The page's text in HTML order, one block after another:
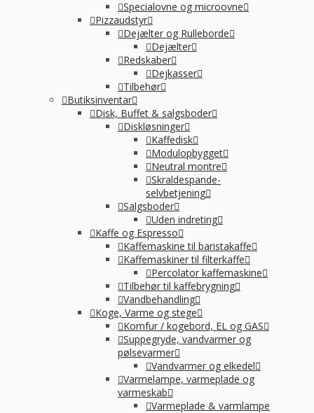
Specialovne og microovne
Pizzaudstyr
Dejælter og Rulleborde
Dejælter
Redskaber
Dejkasser
Tilbehør
Butiksinventar
Disk, Buffet & salgsboder
Diskløsninger
Kaffedisk
Modulopbygget
Neutral montre
Skraldespande-
selvbetjening
Salgsboder
Uden indreting
Kaffe og Espresso
Kaffemaskine til baristakaffe
Kaffemaskiner til filterkaffe
Percolator kaffemaskine
Tilbehør til kaffebrygning
Vandbehandling
Koge, Varme og stege
Komfur / kogebord, EL og GAS
Suppegryde, vandvarmer og
pølsevarmer
Vandvarmer og elkedel
Varmelampe, varmeplade og
varmeskab
Varmeplade & varmlampe